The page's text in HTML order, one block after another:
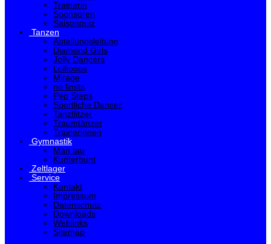
Trainerin
Sponsoren
Saisonquiz
Tanzen
Abteilungsleitung
Diamond Girls
Jolly Dancers
Lollipops
Mirage
no limits
Pep Steps
Sportliche Dancer
Tanzflitzer
Traumtänzer
Trainerinnen
Gymnastik
Man tau
Kunterbunt
Zeltlager
Service
Kontakt
Impressum
Datenschutz
Downloads
Weblinks
Sitemap